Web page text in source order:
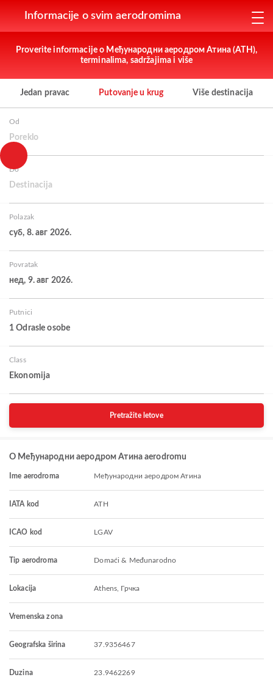
Informacije o svim aerodromima
Proverite informacije o Међународни аеродром Атина (ATH),
terminalima, sadržajima i više
Jedan pravac Putovanje u krug Više destinacija
Od
Poreklo
Do
Destinacija
Polazak
суб, 8. авг 2026.
Povratak
нед, 9. авг 2026.
Putnici
1 Odrasle osobe
Class
Ekonomija
Pretražite letove
O Међународни аеродром Атина aerodromu
Ime aerodroma Међународни аеродром Атина
IATA kod ATH
ICAO kod LGAV
Tip aerodroma Domaći & Međunarodno
Lokacija Athens, Грчка
Vremenska zona
Geografska širina 37.9356467
Duzina 23.9462269